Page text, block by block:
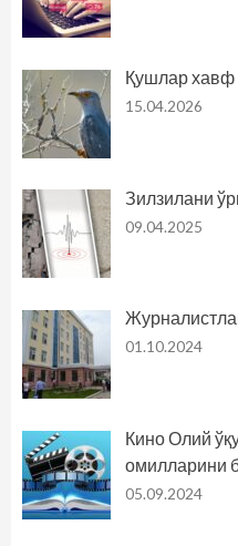
Қушлар хавф
15.04.2026
Зилзилани
09.04.2025
01.10.2024
Кино Олий
омилларини
05.09.2024